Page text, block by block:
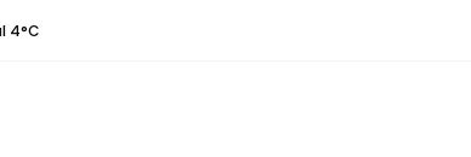
4°C